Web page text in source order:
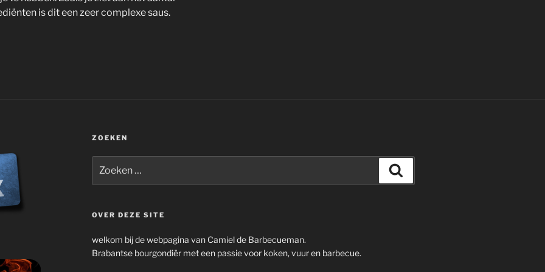
is dit een zeer complexe saus.
ZOEKEN
naar:
OVER DEZE SITE
welkom bij de webpagina van Camiel de Barbecueman.
Brabantse bourgondiër met een passie voor koken, vuur en barbecue.